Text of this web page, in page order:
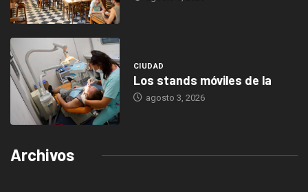
CIUDAD
Los stands móviles de la
agosto 3, 2026
Archivos